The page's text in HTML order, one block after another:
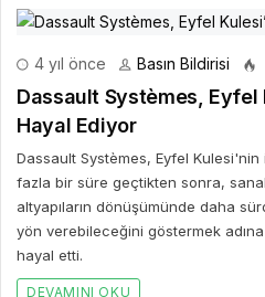
4 yıl önce Basın Bildirisi
Dassault Systèmes, Eyfel
Hayal Ediyor
Dassault Systèmes, Eyfel Kulesi'nin
fazla bir süre geçtikten sonra,
altyapıların dönüşümünde daha
yön verebileceğini göstermek
hayal etti.
DEVAMINI OKU